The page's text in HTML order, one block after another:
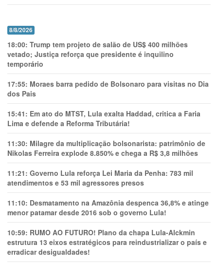
8/8/2026
18:00: Trump tem projeto de salão de US$ 400 milhões
vetado; Justiça reforça que presidente é inquilino
temporário
17:55: Moraes barra pedido de Bolsonaro para visitas no Dia
dos Pais
15:41: Em ato do MTST, Lula exalta Haddad, critica a Faria
Lima e defende a Reforma Tributária!
11:30: Milagre da multiplicação bolsonarista: patrimônio de
Nikolas Ferreira explode 8.850% e chega a R$ 3,8 milhões
11:21: Governo Lula reforça Lei Maria da Penha: 783 mil
atendimentos e 53 mil agressores presos
11:10: Desmatamento na Amazônia despenca 36,8% e atinge
menor patamar desde 2016 sob o governo Lula!
10:59: RUMO AO FUTURO! Plano da chapa Lula-Alckmin
estrutura 13 eixos estratégicos para reindustrializar o país e
erradicar desigualdades!